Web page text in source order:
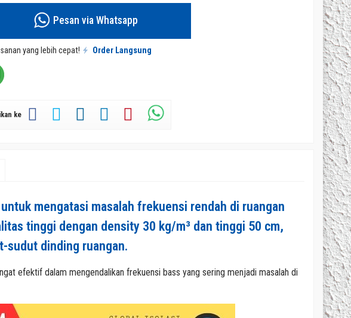
Pesan via Whatsapp
yang lebih cepat! Order Langsung
ke
mengatasi masalah frekuensi rendah di ruangan
tinggi dengan density 30 kg/m³ dan tinggi 50 cm,
sudut dinding ruangan.
efektif dalam mengendalikan frekuensi bass yang sering menjadi masalah di